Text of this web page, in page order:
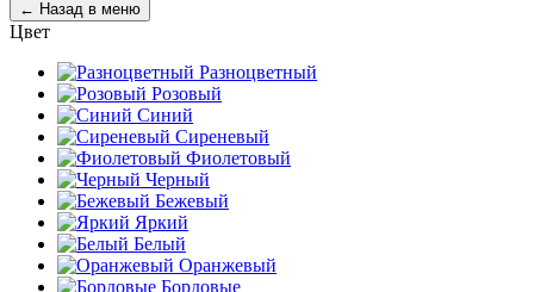
← Назад в меню
Цвет
Разноцветный
Розовый
Синий
Сиреневый
Фиолетовый
Черный
Бежевый
Яркий
Белый
Оранжевый
Бордовые